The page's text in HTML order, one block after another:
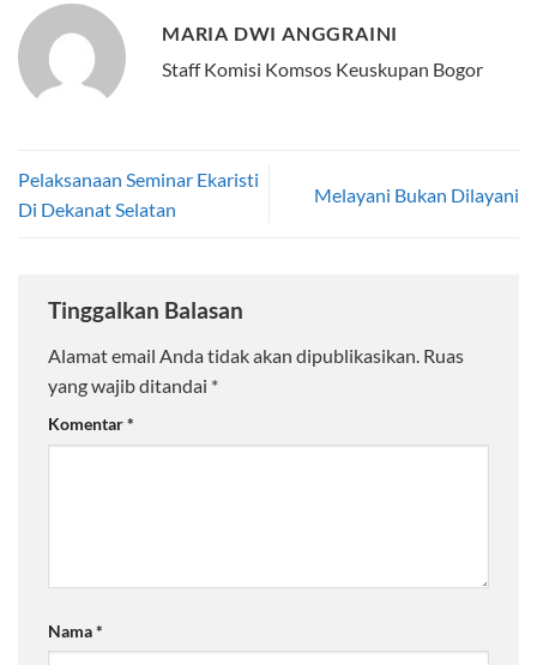
MARIA DWI ANGGRAINI
Staff Komisi Komsos Keuskupan Bogor
Pelaksanaan Seminar Ekaristi
Di Dekanat Selatan
Melayani Bukan Dilayani
Tinggalkan Balasan
Alamat email Anda tidak akan dipublikasikan. Ruas
yang wajib ditandai *
Komentar*
Nama*